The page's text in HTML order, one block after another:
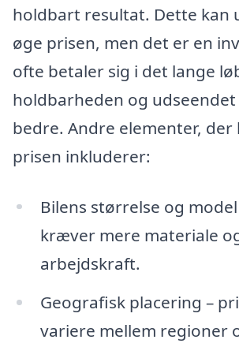
holdbart resultat. Dette kan
øge prisen, men det er en
ofte betaler sig i det lange
holdbarheden og
bedre. Andre elementer, der
prisen inkluderer:
Bilens størrelse og
kræver mere materiale
arbejdskraft.
Geografisk placering –
variere mellem regioner